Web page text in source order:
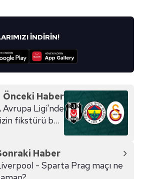
vasıtasıyla çeşitli kişisel
olup gerekli olan çerezler bilgi
amacıyla
çerezler, sitemizin daha işlevsel
ve sizlere yönelik
dahilinde kullanılacaktır.
aşağıda yer alan panel
Çerezlere ilişkin detaylı bilgi
Çerez Bilgilendirme
Korunması Kanunu uyarınca
İNDİRİN!
Önceki Haber
Avrupa Ligi'nde
fikstürü belli
Haber
- Sparta Prag maçı ne